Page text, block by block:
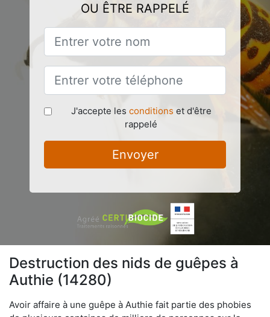
OU ÊTRE RAPPELÉ
J'accepte les conditions et d'être
rappelé
Envoyer
Destruction des nids de guêpes à
Authie (14280)
Avoir affaire à une guêpe à Authie fait partie des phobies